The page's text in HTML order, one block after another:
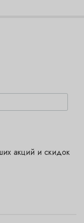
акций и скидок